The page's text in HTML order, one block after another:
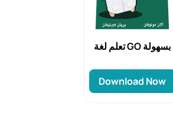
تعلم لغة GO بسهولة
Download Now